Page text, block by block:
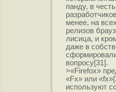
панду, в
менее, на
релизов
лисица, и
даже в
вопросу[31].
>«Firefox»
«Fx» или
используют